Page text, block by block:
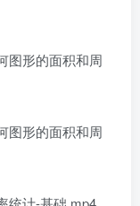
形的面积和周
形的面积和周